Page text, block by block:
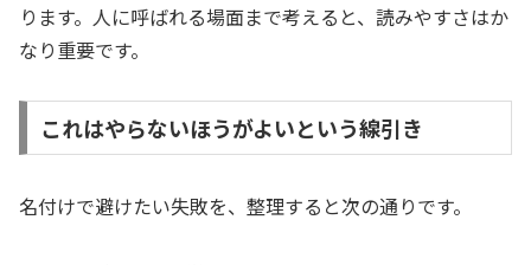
ります。人に呼ばれる場面まで考えると、読みやすさはか
なり重要です。
これはやらないほうがよいという線引き
名付けで避けたい失敗を、整理すると次の通りです。